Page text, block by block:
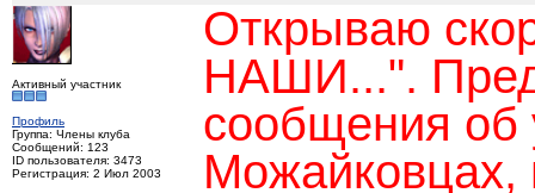
Активный участник
Профиль
Группа: Члены клуба
Сообщений: 123
ID пользователя: 3473
Регистрация: 2 Июл 2003
Открываю
НАШИ...".
сообщения
Можайковцах,